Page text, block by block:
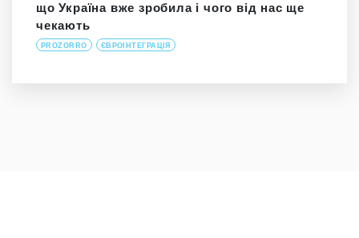
що Україна вже зробила і чого від нас ще
чекають
PROZORRO ЄВРОІНТЕГРАЦІЯ